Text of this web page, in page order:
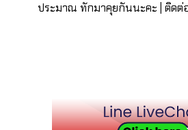
ประมาณ ทักมาคุยกันนะคะ | ติดต่